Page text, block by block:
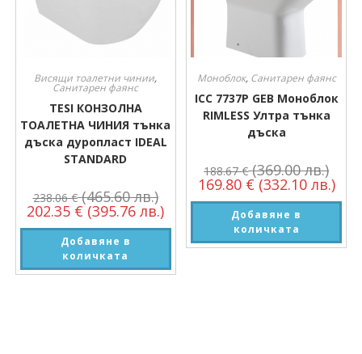
Висящи тоалетни чинии,
Санитарен фаянс
TESI КОНЗОЛНА
ТОАЛЕТНА ЧИНИЯ тънка
дъска дуропласт IDEAL
STANDARD
238.06€ (465.60 лв.)
202.35 € (395.76 лв.)
Добавяне в
количката
Моноблок, Санитарен фаянс
ICC 7737P GEB Моноблок
RIMLESS Ултра тънка
дъска
188.67€ (369.00 лв.)
169.80 € (332.10 лв.)
Добавяне в
количката